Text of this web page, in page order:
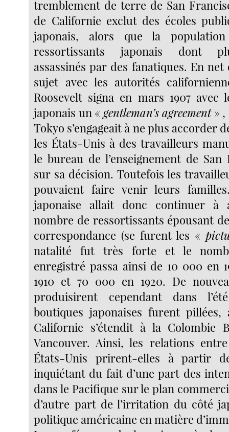
tremblement de terre de San
de Californie exclut des écoles
japonais, alors que la
ressortissants japonais dont
assassinés par des fanatiques. En
sujet avec les autorités
Roosevelt signa en mars 1907 avec
japonais un « gentleman’s agreement» ,
Tokyo s’engageait à ne plus accorder
les États-Unis à des travailleurs
le bureau de l’enseignement de
sur sa décision. Toutefois les
pouvaient faire venir leurs
japonaise allait donc continuer à
nombre de ressortissants épousant
correspondance (se furent les «
natalité fut très forte et le
enregistré passa ainsi de 10 000 en
1910 et 70 000 en 1920. De
produisirent cependant dans
boutiques japonaises furent
Californie s’étendit à la Colombie
Vancouver. Ainsi, les relations
États-Unis prirent-elles à partir
inquiétant du fait d’une part des
dans le Pacifique sur le plan
d’autre part de l’irritation du côté
politique américaine en matière